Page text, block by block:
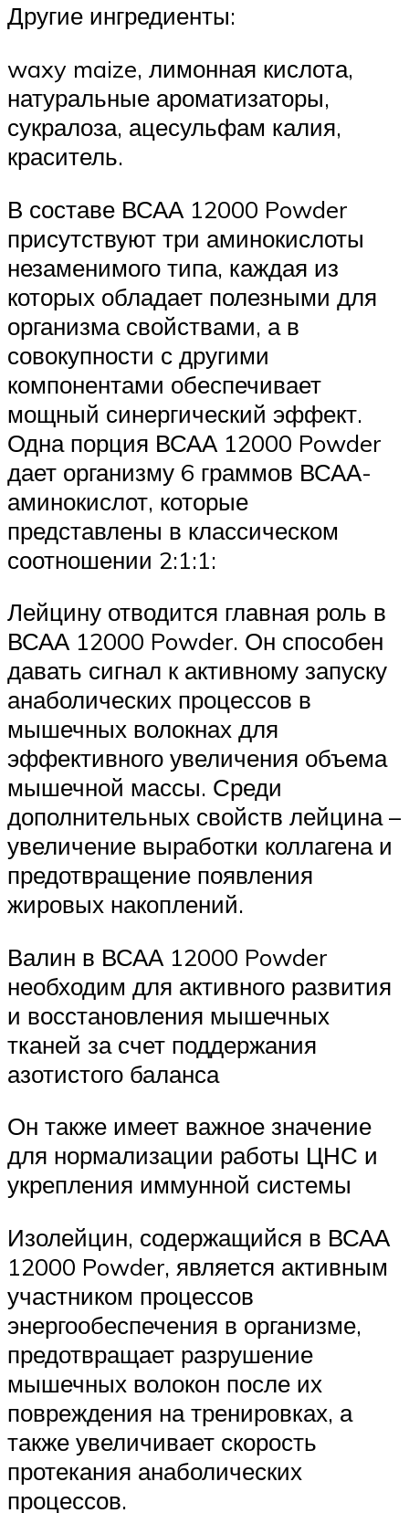
Другие ингредиенты:
waxy maize, лимонная кислота,
натуральные ароматизаторы,
сукралоза, ацесульфам калия,
краситель.
В составе ВСАА 12000 Powder
присутствуют три аминокислоты
незаменимого типа, каждая из
которых обладает полезными для
организма свойствами, а в
совокупности с другими
компонентами обеспечивает
мощный синергический эффект.
Одна порция ВСАА 12000 Powder
дает организму 6 граммов ВСАА-
аминокислот, которые
представлены в классическом
соотношении 2:1:1:
Лейцину отводится главная роль в
ВСАА 12000 Powder. Он способен
давать сигнал к активному запуску
анаболических процессов в
мышечных волокнах для
эффективного увеличения объема
мышечной массы. Среди
дополнительных свойств лейцина –
увеличение выработки коллагена и
предотвращение появления
жировых накоплений.
Валин в ВСАА 12000 Powder
необходим для активного развития
и восстановления мышечных
тканей за счет поддержания
азотистого баланса
Он также имеет важное значение
для нормализации работы ЦНС и
укрепления иммунной системы
Изолейцин, содержащийся в ВСАА
12000 Powder, является активным
участником процессов
энергообеспечения в организме,
предотвращает разрушение
мышечных волокон после их
повреждения на тренировках, а
также увеличивает скорость
протекания анаболических
процессов.